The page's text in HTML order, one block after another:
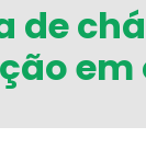
de
em